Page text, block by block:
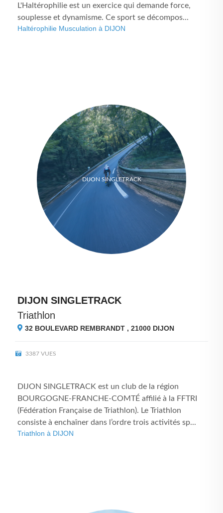
L'Haltérophilie est un exercice qui demande force,
souplesse et dynamisme. Ce sport se décompos...
Haltérophilie Musculation à DIJON
DIJON SINGLETRACK
DIJON SINGLETRACK
Triathlon
32 BOULEVARD REMBRANDT , 21000 DIJON
3387 VUES
DIJON SINGLETRACK est un club de la région
BOURGOGNE-FRANCHE-COMTÉ affilié à la FFTRI
(Fédération Française de Triathlon). Le Triathlon
consiste à enchaîner dans l’ordre trois activités sp...
Triathlon à DIJON